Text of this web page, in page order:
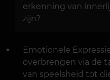
erkenning van
zijn?
Emotionele
overbrengen via de
van speelsheid tot